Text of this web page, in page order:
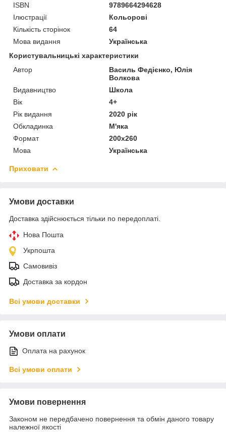
ISBN
9789664294628
Ілюстрації
Кольорові
Кількість сторінок
64
Мова видання
Українська
Користувальницькі характеристики
Автор
Василь Федієнко, Юлія
Волкова
Видавництво
Школа
Вік
4+
Рік видання
2020 рік
Обкладинка
М'яка
Формат
200х260
Мова
Українська
Приховати
Умови доставки
Доставка здійснюється тільки по передоплаті.
Нова Пошта
Укрпошта
Самовивіз
Доставка за кордон
Всі умови доставки
Умови оплати
Оплата на рахунок
Всі умови оплати
Умови повернення
Законом не передбачено повернення та обмін даного товару
належної якості